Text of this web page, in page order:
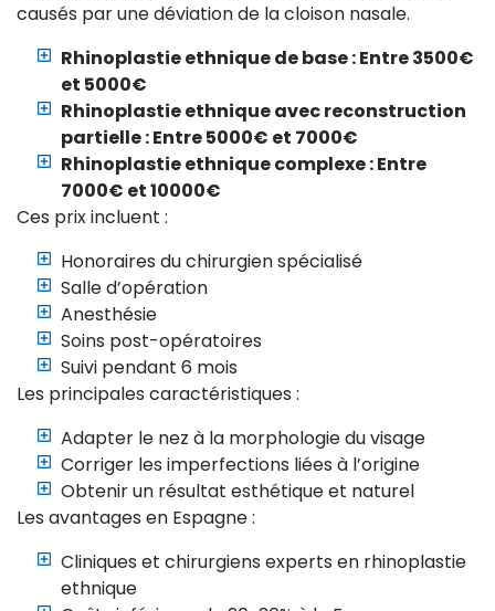
causés par une déviation de la cloison nasale.
Rhinoplastie ethnique de base : Entre 3500€
et 5000€
Rhinoplastie ethnique avec reconstruction
partielle : Entre 5000€ et 7000€
Rhinoplastie ethnique complexe : Entre
7000€ et 10000€
Ces prix incluent :
Honoraires du chirurgien spécialisé
Salle d’opération
Anesthésie
Soins post-opératoires
Suivi pendant 6 mois
Les principales caractéristiques :
Adapter le nez à la morphologie du visage
Corriger les imperfections liées à l’origine
Obtenir un résultat esthétique et naturel
Les avantages en Espagne :
Cliniques et chirurgiens experts en rhinoplastie
ethnique